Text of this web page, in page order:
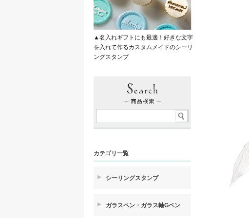
▲名入れギフトにも最適！好きな文字
を入れて作るカスタムメイドのシーリ
ングスタンプ
カテゴリ一覧
シーリングスタンプ
ガラスペン・ガラス軸Gペン